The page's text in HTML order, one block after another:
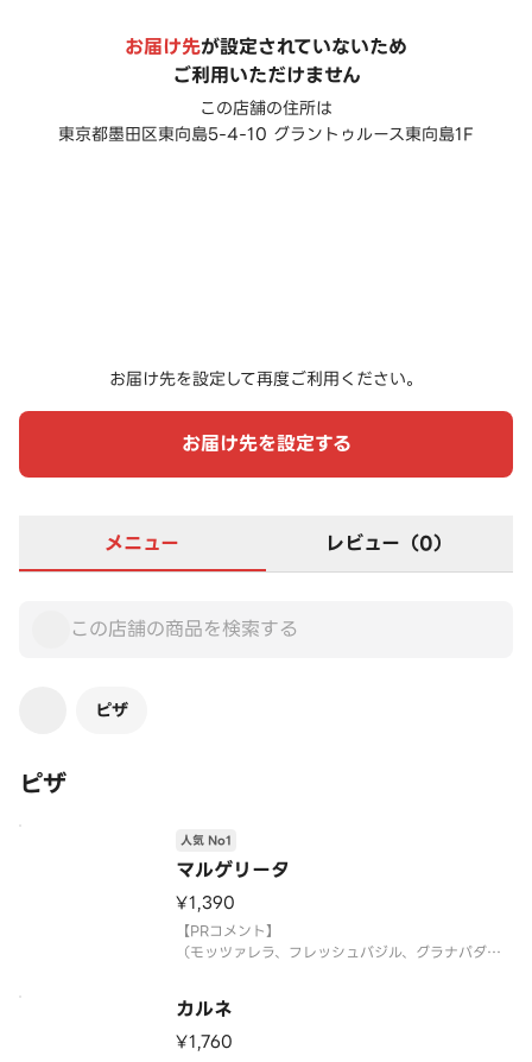
お届け先が設定されていないため
ご利用いただけません
この店舗の住所は
東京都墨田区東向島5-4-10 グラントゥルース東向島1F
お届け先を設定して再度ご利用ください。
お届け先を設定する
メニュー レビュー（0）
ピザ
ピザ
マルゲリータ
人気 No1
¥1,390
【PRコメント】
（モッツァレラ、フレッシュバジル、グラナパダー
【お店PR】
ナポリNo.1の小麦粉カプートサッコロッソと天然酵
カルネ
¥1,760